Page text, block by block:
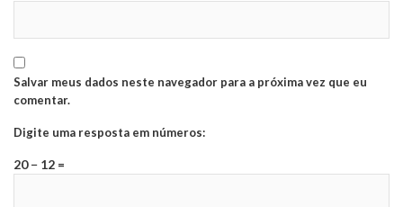
Salvar meus dados neste navegador para a próxima vez que eu
comentar.
Digite uma resposta em números:
20 − 12 =